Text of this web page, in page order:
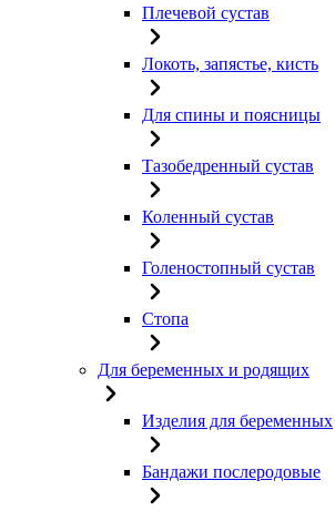
Плечевой сустав
Локоть, запястье, кисть
Для спины и поясницы
Тазобедренный сустав
Коленный сустав
Голеностопный сустав
Стопа
Для беременных и родящих
Изделия для беременных
Бандажи послеродовые